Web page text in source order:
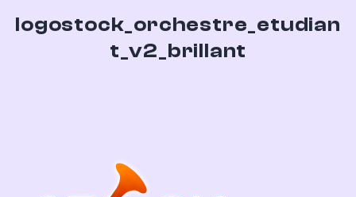
logostock_orchestre_etudian
t_v2_brillant